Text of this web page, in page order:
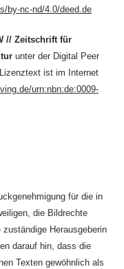
by-nc-nd/4.0/deed.de
// Zeitschrift für
unter der Digital Peer
ist im Internet
urn:nbn:de:0009-
für die in
die Bildrechte
Herausgeberin
darauf hin, dass die
Texten gewöhnlich als